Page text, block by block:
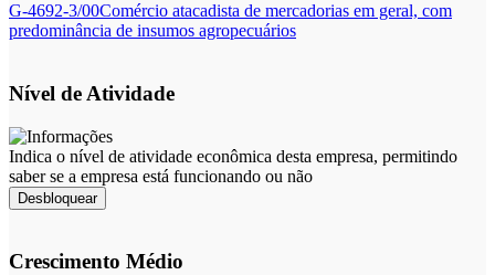
G-4692-3/00Comércio atacadista de mercadorias em geral, com
predominância de insumos agropecuários
Nível de Atividade
Indica o nível de atividade econômica desta empresa, permitindo
saber se a empresa está funcionando ou não
Desbloquear
Crescimento Médio